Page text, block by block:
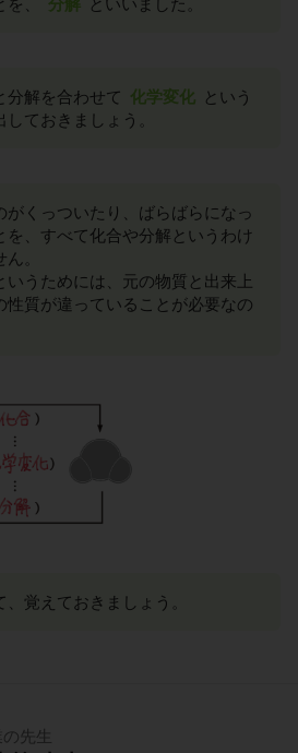
を、
分解 といいました。
分解を合わせて 化学変化 という
しておきましょう。
がくっついたり、ばらばらになっ
を、すべて化合や分解というわけ
。
いうためには、元の物質と出来上
性質が違っていることが必要なの
、覚えておきましょう。
先生